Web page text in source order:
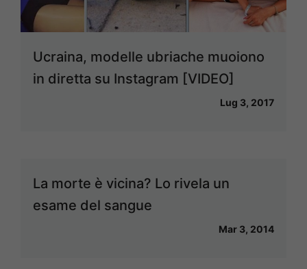
Ucraina, modelle ubriache muoiono
in diretta su Instagram [VIDEO]
Lug 3, 2017
La morte è vicina? Lo rivela un
esame del sangue
Mar 3, 2014